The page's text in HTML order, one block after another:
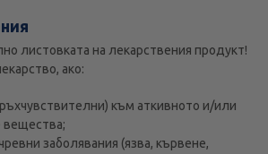
листовката на лекарствения продукт!
ако:
към аткивното и/или
вещества;
заболявания (язва, кървене,